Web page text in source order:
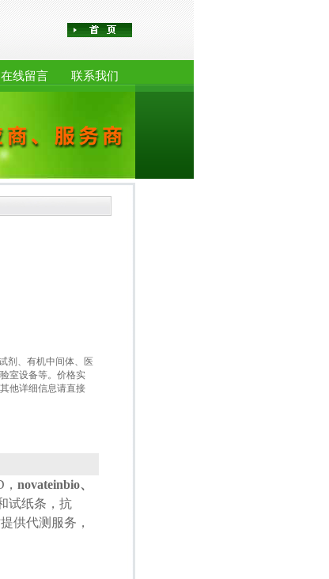
在线留言 联系我们
剂、有机中间体、医
室设备等。价格实
他详细信息请直接
， novateinbio、
试纸条，抗
供代测服务，